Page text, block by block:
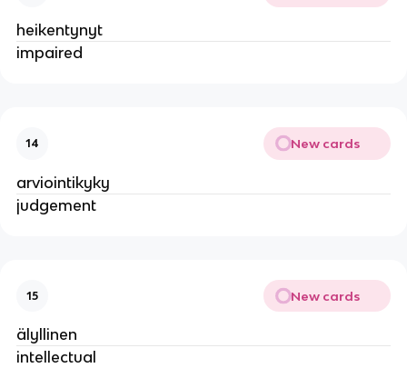
heikentynyt
impaired
14 New cards
arviointikyky
judgement
15 New cards
älyllinen
intellectual